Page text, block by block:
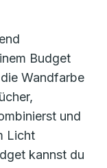
Budget
Wandfarbe
und
Licht
kannst du